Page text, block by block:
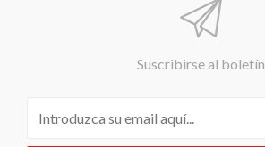
Suscribirse al boletín